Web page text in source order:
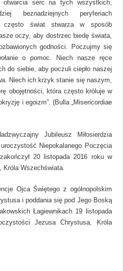
otwarcia serc na tych wszystkich,
beznadziejnych peryferiach
często świat stwarza w sposób
oczy, aby dostrzec biedę świata,
godności. Poczujmy się
o pomoc. Niech nasze ręce
do siebie, aby poczuli ciepło naszej
Niech ich krzyk stanie się naszym,
obojętności, która często króluje w
i egoizm”. (Bulla „Misericordiae
Jubileusz Miłosierdzia
Niepokalanego Poczęcia
20 listopada 2016 roku w
Wszechświata.
Ojca Świętego z ogólnopolskim
i poddania się pod Jego Boską
Łagiewnikach 19 listopada
Jezusa Chrystusa, Króla